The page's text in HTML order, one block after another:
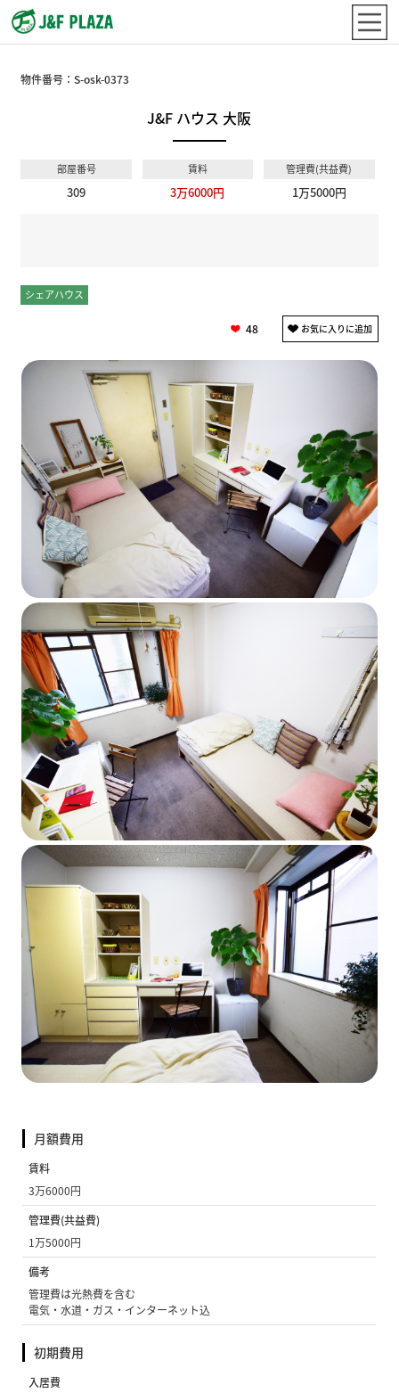
物件番号：S-osk-0373
J&F ハウス 大阪
部屋番号
309
賃料
3万6000円
管理費(共益費)
1万5000円
シェアハウス
48
月額費用
賃料
3万6000円
管理費(共益費)
1万5000円
備考
管理費は光熱費を含む
電気・水道・ガス・インターネット込
初期費用
入居費